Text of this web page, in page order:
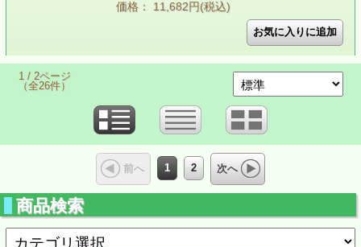
価格： 11,682円(税込)
1 / 2ページ
（全26件）
前へ 1 2 次へ
商品検索